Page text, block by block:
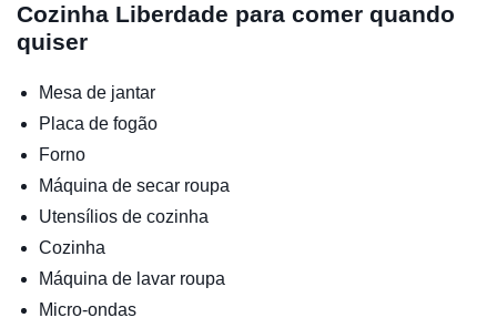
Cozinha Liberdade para comer quando
quiser
Mesa de jantar
Placa de fogão
Forno
Máquina de secar roupa
Utensílios de cozinha
Cozinha
Máquina de lavar roupa
Micro-ondas